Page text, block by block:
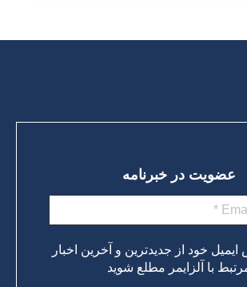
عضویت در خبرنامه
خود از جدیدترین و آخرین اخبار
با آلزایمر مطلع شوید